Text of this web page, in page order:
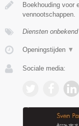
Boekhouding voor
vennootschappen.
Diensten onbekend
Openingstijden ▼
Sociale media: